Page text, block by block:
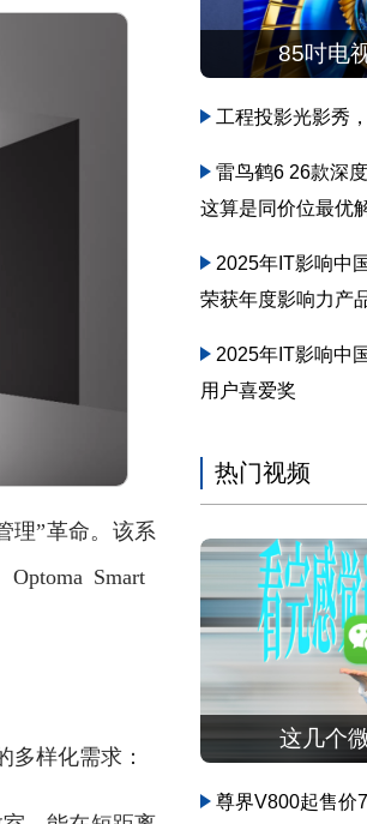
理”革命。该系
Smart
样化需求：
85吋电
工程投影光影秀
雷鸟鹤6 26款深
这算是同价位最优
2025年IT影响中
荣获年度影响力产
2025年IT影响中
用户喜爱奖
热门视频
这几个
尊界V800起售价